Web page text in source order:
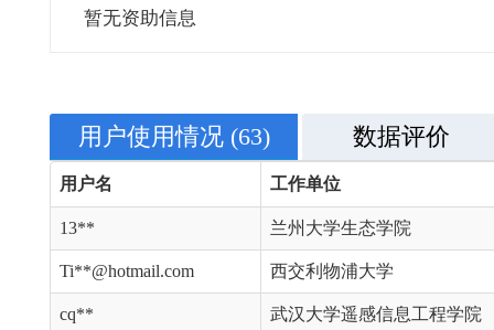
暂无资助信息
用户使用情况 (63) 数据评价
用户名 工作单位
13** 兰州大学生态学院
Ti**@hotmail.com 西交利物浦大学
cq** 武汉大学遥感信息工程学院